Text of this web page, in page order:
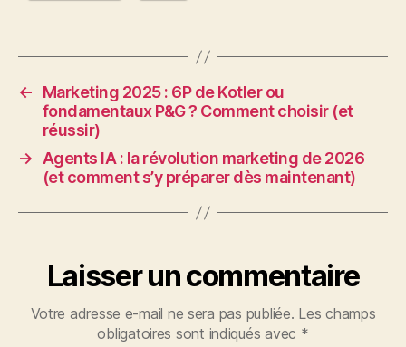
←
Marketing 2025 : 6P de Kotler ou
fondamentaux P&G ? Comment choisir (et
réussir)
→
Agents IA : la révolution marketing de 2026
(et comment s’y préparer dès maintenant)
Laisser un commentaire
Votre adresse e-mail ne sera pas publiée. Les champs
obligatoires sont indiqués avec *